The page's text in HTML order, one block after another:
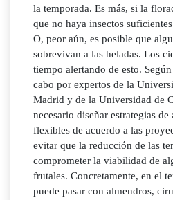
la temporada. Es más, si la
que no haya insectos
O, peor aún, es posible que
sobrevivan a las heladas. Los
tiempo alertando de esto.
cabo por expertos de la
Madrid y de la Universidad de
necesario diseñar estrategias
flexibles de acuerdo a las
evitar que la reducción de las
comprometer la viabilidad de
frutales. Concretamente, en el
puede pasar con almendros,